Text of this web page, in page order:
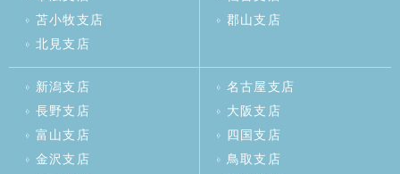
苫小牧支店
北見支店
郡山支店
新潟支店
長野支店
富山支店
金沢支店
名古屋支店
大阪支店
四国支店
鳥取支店